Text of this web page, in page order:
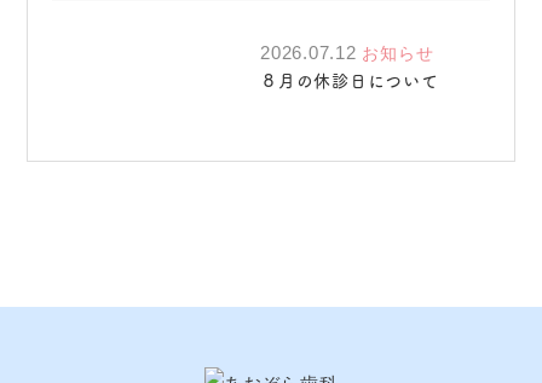
2026.07.12 お知らせ
８月の休診日について